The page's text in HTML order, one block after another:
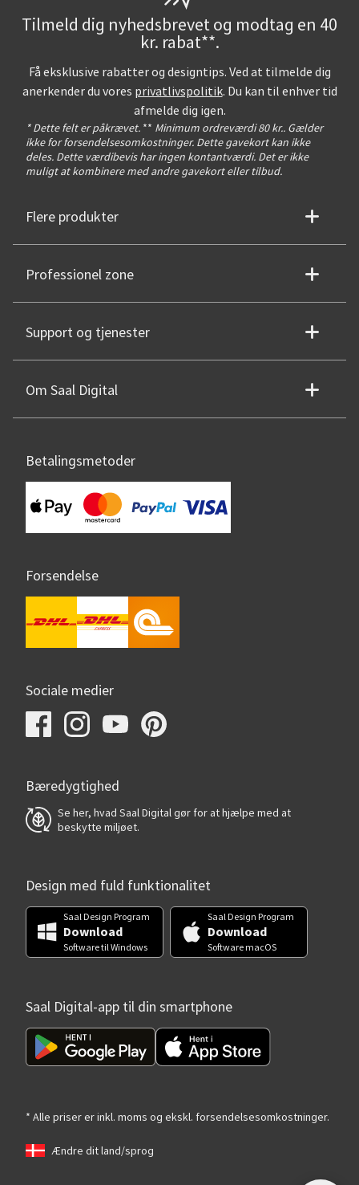
Tilmeld dig nyhedsbrevet og modtag en 40
kr. rabat**.
Få eksklusive rabatter og designtips. Ved at tilmelde dig
anerkender du vores privatlivspolitik. Du kan til enhver tid
afmelde dig igen.
* Dette felt er påkrævet. ** Minimum ordreværdi 80 kr.. Gælder
ikke for forsendelsesomkostninger. Dette gavekort kan ikke
deles. Dette værdibevis har ingen kontantværdi. Det er ikke
muligt at kombinere med andre gavekort eller tilbud.
Flere produkter
Professionel zone
Support og tjenester
Om Saal Digital
Betalingsmetoder
Forsendelse
Sociale medier
Bæredygtighed
Se her, hvad Saal Digital gør for at hjælpe med at
beskytte miljøet.
Design med fuld funktionalitet
Saal Design Program
Download
Software til Windows
Saal Design Program
Download
Software macOS
Saal Digital-app til din smartphone
* Alle priser er inkl. moms og ekskl. forsendelsesomkostninger.
Ændre dit land/sprog